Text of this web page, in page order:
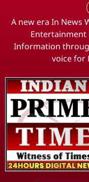
A new era In News
Entertainment
Information
voice for